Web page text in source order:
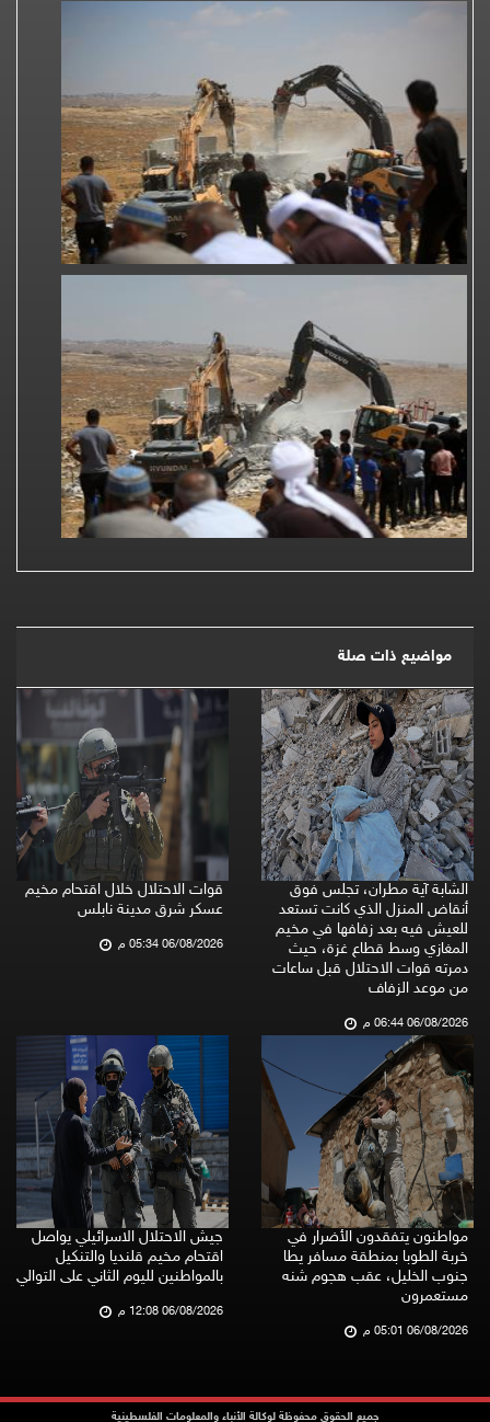
مواضيع ذات صلة
الشابة آية مطران، تجلس فوق
أنقاض المنزل الذي كانت تستعد
للعيش فيه بعد زفافها في مخيم
المغازي وسط قطاع غزة، حيث
دمرته قوات الاحتلال قبل ساعات
من موعد الزفاف
06/08/2026 06:44 م
قوات الاحتلال خلال اقتحام مخيم
عسكر شرق مدينة نابلس
06/08/2026 05:34 م
مواطنون يتفقدون الأضرار في
خربة الطوبا بمنطقة مسافر يطا
جنوب الخليل، عقب هجوم شنه
مستعمرون
06/08/2026 05:01 م
جيش الاحتلال الاسرائيلي يواصل
اقتحام مخيم قلنديا والتنكيل
بالمواطنين لليوم الثاني على التوالي
06/08/2026 12:08 م
جميع الحقوق محفوظة لوكالة الأنباء والمعلومات الفلسطينية